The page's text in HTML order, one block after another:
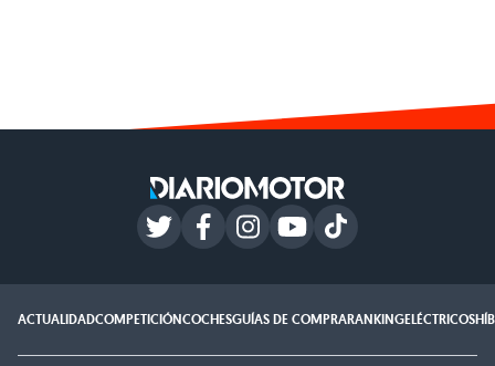
ACTUALIDADCOMPETICIÓNCOCHESGUÍAS DE COMPRARANKINGELÉCTRICOS